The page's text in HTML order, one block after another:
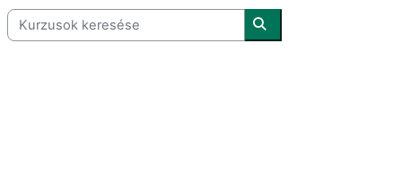
Kurzusok keresése
Kurzusok keresése